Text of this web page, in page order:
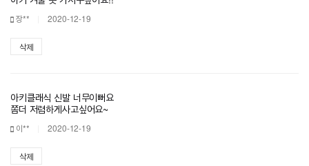
장** 2020-12-19
삭제
아키클래식 신발 너무이뻐요
쫌더 저렴하게사고싶어요~
이** 2020-12-19
삭제